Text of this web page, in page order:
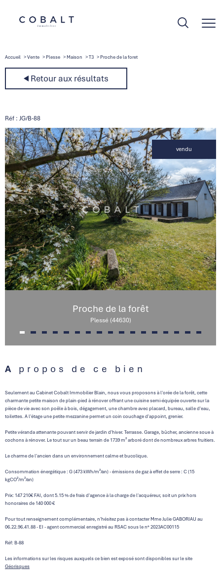
Accueil Vente Plesse Maison T3 Proche de la foret
Retour aux résultats
Réf : JG/B-88
vendu
Proche de la forêt
Plessé (44630)
A propos de ce bien
Seulement au Cabinet Cobalt Immobilier Blain, nous vous proposons à l'orée de la forêt, cette
charmante petite maison de plain-pied à rénover offrant une cuisine semi-équipée ouverte sur la
pièce de vie avec son poêle à bois, dégagement, une chambre avec placard, bureau, salle d'eau,
toilettes. A l'étage une petite mezzanine permet un coin couchage d'appoint, grenier.
Petite véranda attenante pouvant servir de jardin d'hiver. Terrasse. Garage, bûcher, ancienne soue à
cochons à rénover. Le tout sur un beau terrain de 1739 m² arboré dont de nombreux arbres fruitiers.
Le charme de l'ancien dans un environnement calme et bucolique.
Consommation énergétique : G (473 kWh/m²/an) - émissions de gaz à effet de serre : C (15
kgCO²/m²/an)
Prix: 147 210€ FAI, dont 5.15 % de frais d'agence à la charge de l'acquéreur, soit un prix hors
honoraires de 140 000 €
Pour tout renseignement complémentaire, n'hésitez pas à contacter Mme Julie GABORIAU au
06.22.96.41.88 - EI - agent commercial enregistré au RSAC sous le n° 2023AC00115
Réf: B-88
Les informations sur les risques auxquels ce bien est exposé sont disponibles sur le site
Géorisques